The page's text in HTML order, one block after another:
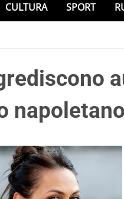
CULTURA SPORT
napoletano